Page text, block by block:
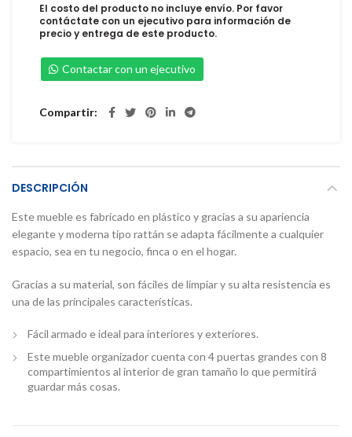
El costo del producto no incluye envío. Por favor
contáctate con un ejecutivo para información de
precio y entrega de este producto.
Contactar con un ejecutivo
Compartir
DESCRIPCIÓN
Este mueble es fabricado en plástico y gracias a su apariencia
elegante y moderna tipo rattán se adapta fácilmente a cualquier
espacio, sea en tu negocio, finca o en el hogar.
Gracias a su material, son fáciles de limpiar y su alta resistencia es
una de las principales características.
Fácil armado e ideal para interiores y exteriores.
Este mueble organizador cuenta con 4 puertas grandes con 8
compartimientos al interior de gran tamaño lo que permitirá
guardar más cosas.